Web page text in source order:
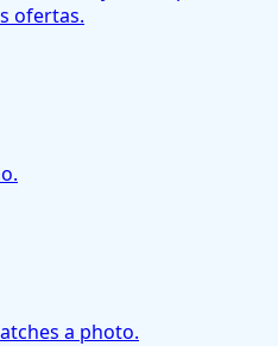
ofertas.
a photo.